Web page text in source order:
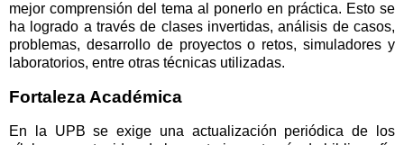
mejor comprensión del tema al ponerlo en práctica. Esto se
ha logrado a través de clases invertidas, análisis de casos,
problemas, desarrollo de proyectos o retos, simuladores y
laboratorios, entre otras técnicas utilizadas.
Fortaleza Académica
En la UPB se exige una actualización periódica de los